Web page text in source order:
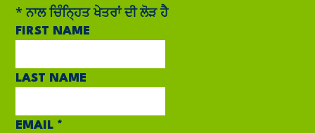
* ਨਾਲ ਚਿੰਨ੍ਹਿਤ ਖੇਤਰਾਂ ਦੀ ਲੋੜ ਹੈ
FIRST NAME
LAST NAME
EMAIL *